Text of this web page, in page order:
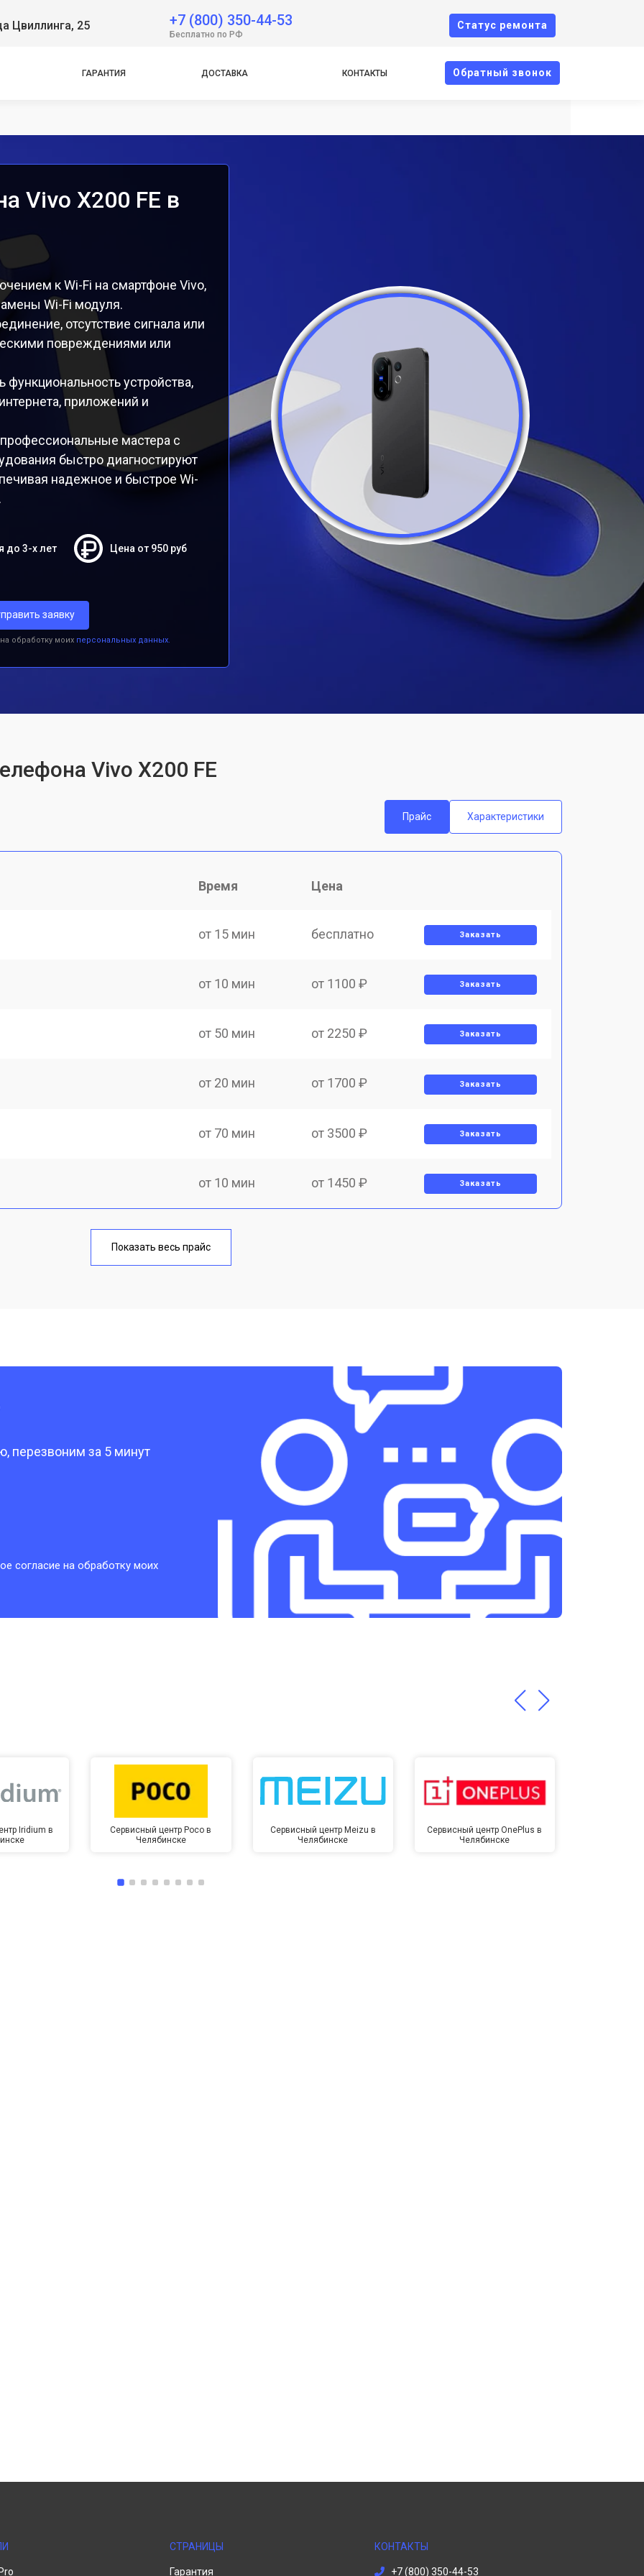
Цвиллинга, 25 +7 (800) 350-44-53
Бесплатно по РФ
Cтатус ремонта
ГАРАНТИЯ ДОСТАВКА КОНТАКТЫ Oбратный звонок
Vivo X200 FE в
к Wi-Fi на смартфоне Vivo,
Wi-Fi модуля.
отсутствие сигнала или
повреждениями или
функциональность устройства,
приложений и
мастера с
быстро диагностируют
надежное и быстрое Wi-
до 3-х лет Цена от 950 руб
заявку
обработку моих персональных данных.
Vivo X200 FE
Прайс
Характеристики
Время Цена
от 15 мин бесплатно Заказать
от 10 мин от 1100 ₽ Заказать
от 50 мин от 2250 ₽ Заказать
от 20 мин от 1700 ₽ Заказать
от 70 мин от 3500 ₽ Заказать
от 10 мин от 1450 ₽ Заказать
от 40 мин
от 3300 ₽
от 1400 ₽ Заказать
от 2700 ₽ Заказать
от 950 ₽ Заказать
от 1750 ₽
Показать весь прайс
перезвоним за 5 минут
согласие на обработку моих
Iridium в
Сервисный центр Poco в
Челябинске
Сервисный центр Meizu в
Челябинске
Сервисный центр OnePlus в
Челябинске
СТРАНИЦЫ
Гарантия
КОНТАКТЫ
+7 (800) 350-44-53